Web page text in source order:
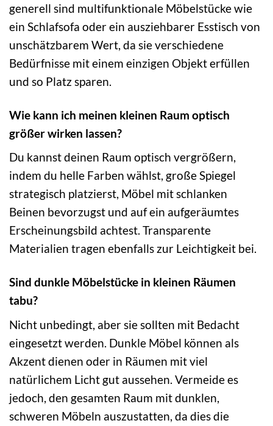
generell sind multifunktionale Möbelstücke wie
ein Schlafsofa oder ein ausziehbarer Esstisch von
unschätzbarem Wert, da sie verschiedene
Bedürfnisse mit einem einzigen Objekt erfüllen
und so Platz sparen.
Wie kann ich meinen kleinen Raum optisch
größer wirken lassen?
Du kannst deinen Raum optisch vergrößern,
indem du helle Farben wählst, große Spiegel
strategisch platzierst, Möbel mit schlanken
Beinen bevorzugst und auf ein aufgeräumtes
Erscheinungsbild achtest. Transparente
Materialien tragen ebenfalls zur Leichtigkeit bei.
Sind dunkle Möbelstücke in kleinen Räumen
tabu?
Nicht unbedingt, aber sie sollten mit Bedacht
eingesetzt werden. Dunkle Möbel können als
Akzent dienen oder in Räumen mit viel
natürlichem Licht gut aussehen. Vermeide es
jedoch, den gesamten Raum mit dunklen,
schweren Möbeln auszustatten, da dies die